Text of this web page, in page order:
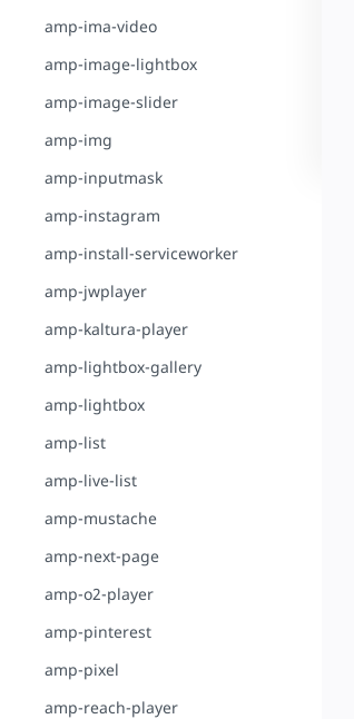
amp-ima-video
amp-image-lightbox
amp-image-slider
amp-img
amp-inputmask
amp-instagram
amp-install-serviceworker
amp-jwplayer
amp-kaltura-player
amp-lightbox-gallery
amp-lightbox
amp-list
amp-live-list
amp-mustache
amp-next-page
amp-o2-player
amp-pinterest
amp-pixel
amp-reach-player